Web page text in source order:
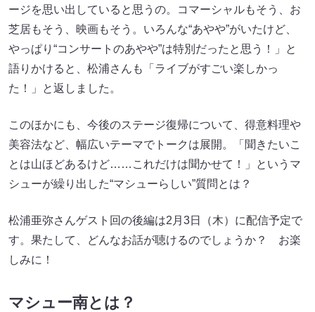
ージを思い出していると思うの。コマーシャルもそう、お
芝居もそう、映画もそう。いろんな“あやや”がいたけど、
やっぱり“コンサートのあやや”は特別だったと思う！」と
語りかけると、松浦さんも「ライブがすごい楽しかっ
た！」と返しました。
このほかにも、今後のステージ復帰について、得意料理や
美容法など、幅広いテーマでトークは展開。「聞きたいこ
とは山ほどあるけど……これだけは聞かせて！」というマ
シューが繰り出した“マシューらしい”質問とは？
松浦亜弥さんゲスト回の後編は2月3日（木）に配信予定で
す。果たして、どんなお話が聴けるのでしょうか？ お楽
しみに！
マシュー南とは？